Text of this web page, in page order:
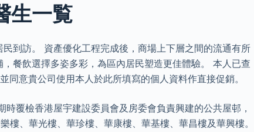
生一覧
到訪。 資產優化工程完成後，商場上下層之間的流通有所
餐飲選擇多姿多彩，為區內居民塑造更佳體驗。 本人已查
意貴公司使用本人於此所填寫的個人資料作直接促銷。
覆檢香港屋宇建設委員會及房委會負責興建的公共屋邨，
樓、華光樓、華珍樓、華康樓、華基樓、華昌樓及華興樓。